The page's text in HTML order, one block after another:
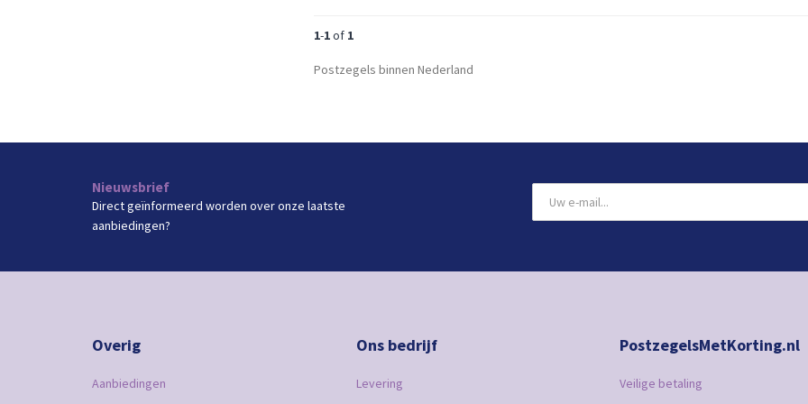
1-1of 1
Postzegels binnen Nederland
Nieuwsbrief
Direct geïnformeerd worden over onze laatste
aanbiedingen?
Overig
Aanbiedingen
Ons bedrijf
Levering
PostzegelsMetKorting.nl
Veilige betaling